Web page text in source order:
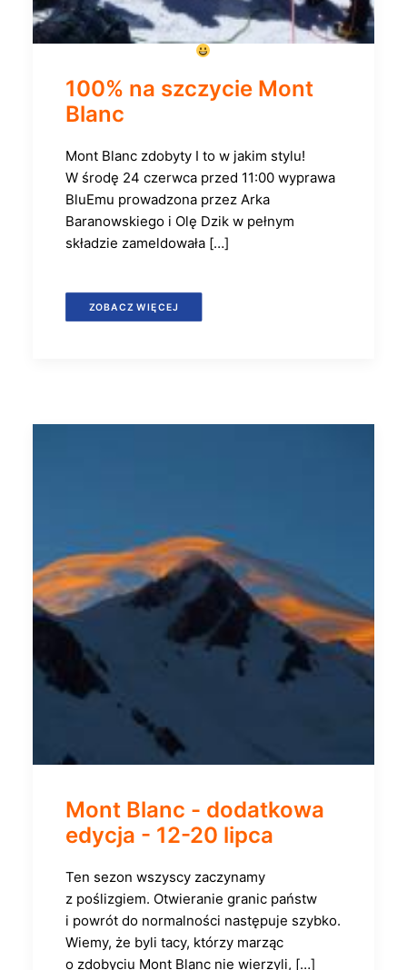
100% na szczycie Mont
Blanc
Mont Blanc zdobyty I to w jakim stylu!
W środę 24 czerwca przed 11:00 wyprawa
BluEmu prowadzona przez Arka
Baranowskiego i Olę Dzik w pełnym
składzie zameldowała […]
ZOBACZ WIĘCEJ
Mont Blanc - dodatkowa
edycja - 12-20 lipca
Ten sezon wszyscy zaczynamy
z poślizgiem. Otwieranie granic państw
i powrót do normalności następuje szybko.
Wiemy, że byli tacy, którzy marząc
o zdobyciu Mont Blanc nie wierzyli, […]